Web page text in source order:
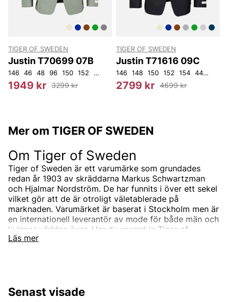
TIGER OF SWEDEN
Justin T70699 07B
146 46 48 96 150 152 52 154 54 56 156
1949 kr 3299 kr
TIGER OF SWEDEN
Justin T71616 09C
146 148 150 152 154 44 46
2799 kr 4699 kr
Mer om TIGER OF SWEDEN
Läs mer
Om Tiger of Sweden
Tiger of Sweden är ett varumärke som grundades
redan år 1903 av skräddarna Markus Schwartzman
och Hjalmar Nordström. De har funnits i över ett sekel
vilket gör att de är otroligt väletablerade på
marknaden. Varumärket är baserat i Stockholm men är
en internationell leverantör av mode för både män och
kvinnor världen över. Har du spanat in Tiger of
Swedens sortiment än? Vi erbjuder Tiger of Swedens
tidlöst och modernt. Produkterna är oftast enfärgade
Senast visade